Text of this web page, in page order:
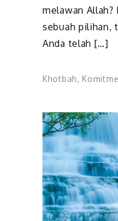
melawan Allah?
sebuah pilihan,
Anda telah […]
Khotbah,